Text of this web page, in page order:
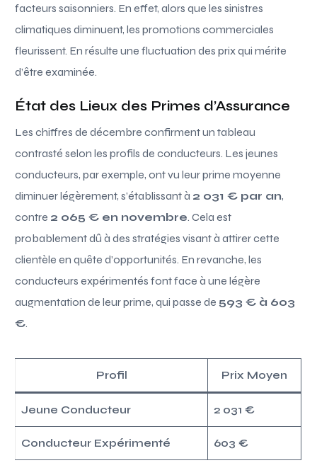
facteurs saisonniers. En effet, alors que les sinistres
climatiques diminuent, les promotions commerciales
fleurissent. En résulte une fluctuation des prix qui mérite
d’être examinée.
État des Lieux des Primes d’Assurance
Les chiffres de décembre confirment un tableau
contrasté selon les profils de conducteurs. Les jeunes
conducteurs, par exemple, ont vu leur prime moyenne
diminuer légèrement, s’établissant à 2 031 € par an,
contre 2 065 € en novembre. Cela est
probablement dû à des stratégies visant à attirer cette
clientèle en quête d’opportunités. En revanche, les
conducteurs expérimentés font face à une légère
augmentation de leur prime, qui passe de 593 € à 603
€.
Profil Prix Moyen
Jeune Conducteur 2 031 €
Conducteur Expérimenté 603 €